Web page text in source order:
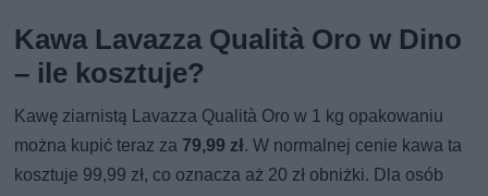
Kawa Lavazza Qualità Oro w Dino
– ile kosztuje?
Kawę ziarnistą Lavazza Qualità Oro w 1 kg opakowaniu
można kupić teraz za 79,99 zł. W normalnej cenie kawa ta
kosztuje 99,99 zł, co oznacza aż 20 zł obniżki. Dla osób